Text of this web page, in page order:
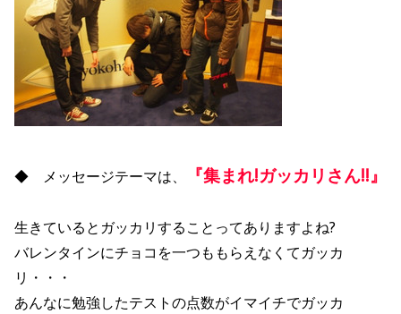
◆ メッセージテーマは、 『集まれ!ガッカリさん!!』
生きているとガッカリすることってありますよね?
バレンタインにチョコを一つももらえなくてガッカ
リ・・・
あんなに勉強したテストの点数がイマイチでガッカ